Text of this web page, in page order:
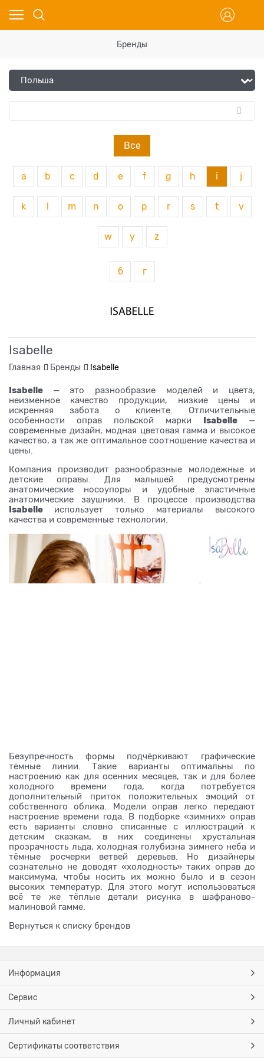
Бренды
Все
a b c d e f g h i j
k m n o p r s t v
w y z
б г
Isabelle
Главная Бренды Isabelle
Isabelle
— это разнообразие моделей и цвета,
неизменное качество продукции, низкие цены и
искренняя забота о клиенте. Отличительные
особенности оправ польской марки
Isabelle
—
современные дизайн, модная цветовая гамма и высокое
качество, а так же оптимальное соотношение качества и
цены.
Компания производит разнообразные молодежные и
детские оправы. Для малышей предусмотрены
анатомические носоупоры и удобные эластичные
анатомические заушники. В процессе производства
Isabelle
использует только материалы высокого
качества и современные технологии.
Безупречность формы подчёркивают графические
тёмные линии. Такие варианты оптимальны по
настроению как для осенних месяцев, так и для более
холодного времени года, когда потребуется
дополнительный приток положительных эмоций от
собственного облика. Модели оправ легко передают
настроение времени года. В подборке «зимних» оправ
есть варианты словно списанные с иллюстраций к
детским сказкам, в них соединены хрустальная
прозрачность льда, холодная голубизна зимнего неба и
тёмные росчерки ветвей деревьев. Но дизайнеры
сознательно не доводят «холодность» таких оправ до
максимума, чтобы носить их можно было и в сезон
высоких температур. Для этого могут использоваться
всё те же тёплые детали рисунка в шафраново-
малиновой гамме.
Вернуться к списку брендов
Информация
Сервис
Личный кабинет
Сертификаты соответствия